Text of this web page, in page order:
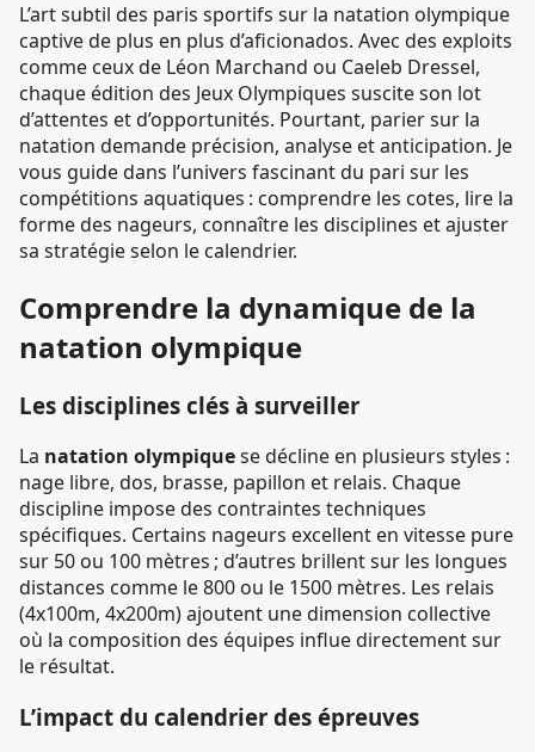
L’art subtil des paris sportifs sur la natation olympique
captive de plus en plus d’aficionados. Avec des exploits
comme ceux de Léon Marchand ou Caeleb Dressel,
chaque édition des Jeux Olympiques suscite son lot
d’attentes et d’opportunités. Pourtant, parier sur la
natation demande précision, analyse et anticipation. Je
vous guide dans l’univers fascinant du pari sur les
compétitions aquatiques : comprendre les cotes, lire la
forme des nageurs, connaître les disciplines et ajuster
sa stratégie selon le calendrier.
Comprendre la dynamique de la
natation olympique
Les disciplines clés à surveiller
La natation olympiquese décline en plusieurs styles :
nage libre, dos, brasse, papillon et relais. Chaque
discipline impose des contraintes techniques
spécifiques. Certains nageurs excellent en vitesse pure
sur 50 ou 100 mètres ; d’autres brillent sur les longues
distances comme le 800 ou le 1500 mètres. Les relais
(4x100m, 4x200m) ajoutent une dimension collective
où la composition des équipes influe directement sur
le résultat.
L’impact du calendrier des épreuves